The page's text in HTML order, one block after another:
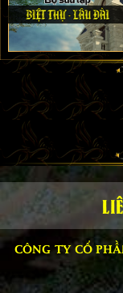
CÔNG TY CỔ